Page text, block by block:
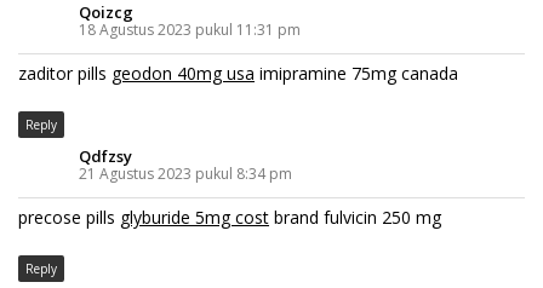
Qoizcg
18 Agustus 2023 pukul 11:31 pm
zaditor pills geodon 40mg usa imipramine 75mg canada
Reply
Qdfzsy
21 Agustus 2023 pukul 8:34 pm
precose pills glyburide 5mg cost brand fulvicin 250 mg
Reply